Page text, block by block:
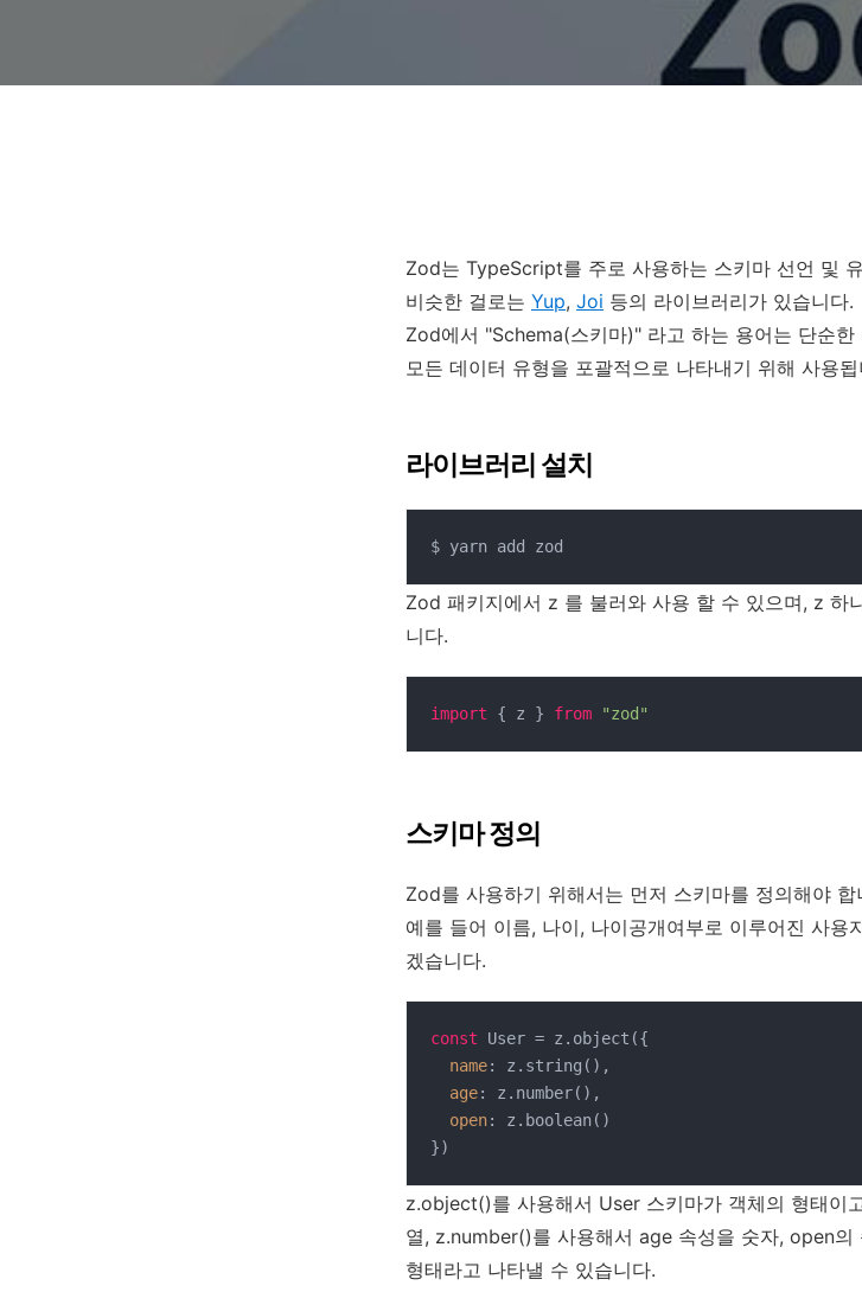
Zod는 TypeScript를 주로 사용하는 스키마 선언 및
비슷한 걸로는 Yup, Joi 등의 라이브러리가 있습니다.
Zod에서 "Schema(스키마)" 라고 하는 용어는 단순
모든 데이터 유형을 포괄적으로 나타내기 위해 사용됩
라이브러리 설치
$ yarn add zod
Zod 패키지에서 z 를 불러와 사용 할 수 있으며, z 하
니다.
import { z } from "zod"
스키마 정의
Zod를 사용하기 위해서는 먼저 스키마를 정의해야 합
예를 들어 이름, 나이, 나이공개여부로 이루어진 사용
겠습니다.
const User = z.object({
name: z.string(),
age: z.number(),
open: z.boolean()
})
z.object()를 사용해서 User 스키마가 객체의 형태이
열, z.number()를 사용해서 age 속성을 숫자, open
형태라고 나타낼 수 있습니다.